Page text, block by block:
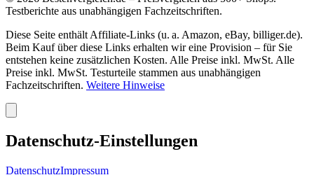
Testberichte aus unabhängigen Fachzeitschriften.
Diese Seite enthält Affiliate-Links (u. a. Amazon, eBay, billiger.de).
Beim Kauf über diese Links erhalten wir eine Provision – für Sie
entstehen keine zusätzlichen Kosten. Alle Preise inkl. MwSt. Alle
Preise inkl. MwSt. Testurteile stammen aus unabhängigen
Fachzeitschriften. Weitere Hinweise
Datenschutz-Einstellungen
DatenschutzImpressum